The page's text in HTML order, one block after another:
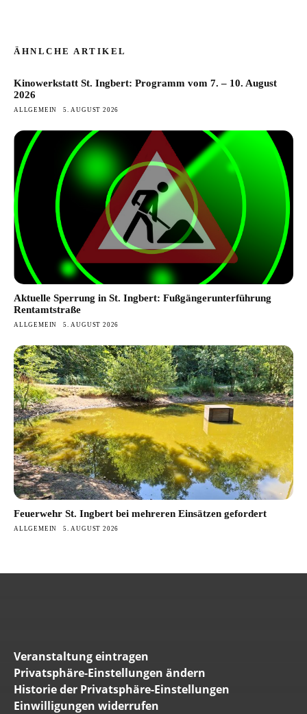
ÄHNLCHE ARTIKEL
Kinowerkstatt St. Ingbert: Programm vom 7. – 10. August
2026
ALLGEMEIN 5. AUGUST 2026
Aktuelle Sperrung in St. Ingbert: Fußgängerunterführung
Rentamtstraße
ALLGEMEIN 5. AUGUST 2026
Feuerwehr St. Ingbert bei mehreren Einsätzen gefordert
ALLGEMEIN 5. AUGUST 2026
Veranstaltung eintragen
Privatsphäre-Einstellungen ändern
Historie der Privatsphäre-Einstellungen
Einwilligungen widerrufen